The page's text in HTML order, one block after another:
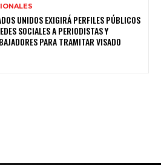
UNIDOS EXIGIRÁ PERFILES PÚBLICOS
SOCIALES A PERIODISTAS Y
PARA TRAMITAR VISADO